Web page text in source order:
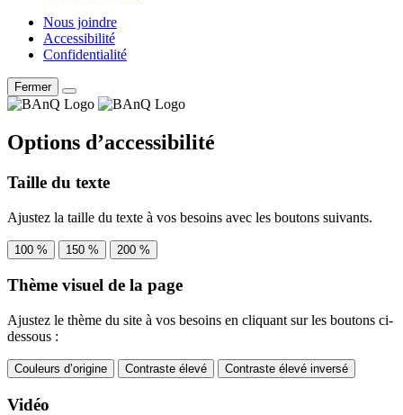
Nous joindre
Accessibilité
Confidentialité
Fermer
Options d’accessibilité
Taille du texte
Ajustez la taille du texte à vos besoins avec les boutons suivants.
100 % 150 % 200 %
Thème visuel de la page
Ajustez le thème du site à vos besoins en cliquant sur les boutons ci-
dessous :
Couleurs d’origine Contraste élevé Contraste élevé inversé
Vidéo